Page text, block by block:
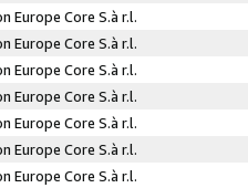
Europe Core S.à r.l.
Europe Core S.à r.l.
Europe Core S.à r.l.
Europe Core S.à r.l.
Europe Core S.à r.l.
Europe Core S.à r.l.
Europe Core S.à r.l.